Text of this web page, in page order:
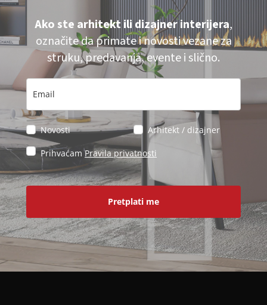
Ako ste arhitekt ili dizajner interijera,
označite da primate i novosti vezane za
struku, predavanja, evente i slično.
Novosti Arhitekt / dizajner
PrihvaćamPravila privatnosti
Pretplati me